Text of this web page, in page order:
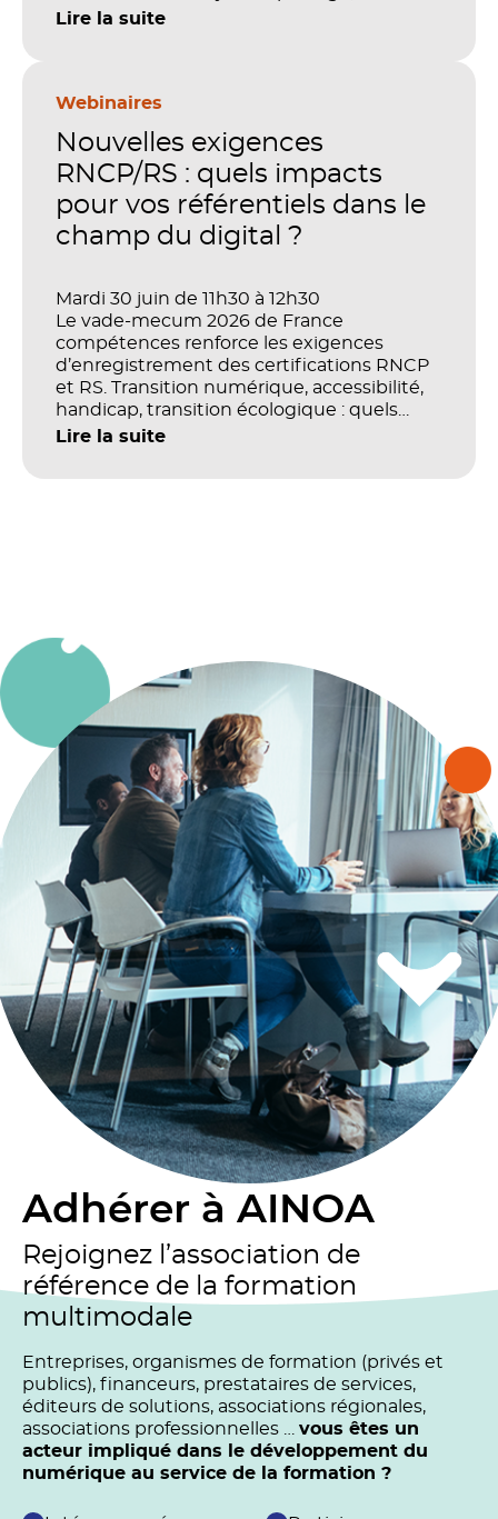
performance et de preuve de valeur. IA,
stratégique. Mais comment démontrer
investissements sur les compétences, la
productivité et la performance des
Lire la suite
Webinaires
Nouvelles exigences
RNCP/RS : quels impacts
pour vos référentiels dans le
champ du digital ?
Mardi 30 juin de 11h30 à 12h30
Le vade-mecum 2026 de France
compétences renforce les exigences
d’enregistrement des certifications RNCP
et RS. Transition numérique, accessibilité,
handicap, transition écologique : quels
impacts concrets pour les référentiels dans
Lire la suite
Adhérer à AINOA
Rejoignez l’association de
référence de la formation
multimodale
Entreprises, organismes de formation (privés et
publics), financeurs, prestataires de services,
éditeurs de solutions, associations régionales,
associations professionnelles … vous êtes un
acteur impliqué dans le développement du
numérique au service de la formation ?